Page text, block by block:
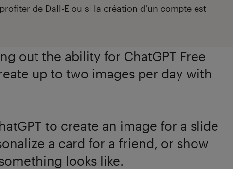
de Dall-E ou si la création d’un compte est
out the ability for ChatGPT Free
up to two images per day with
to create an image for a slide
a card for a friend, or show
looks like.